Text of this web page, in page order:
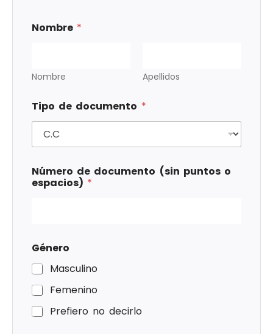
Nombre *
Nombre Apellidos
Tipo de documento *
Número de documento (sin puntos o
espacios) *
Género
Masculino
Femenino
Prefiero no decirlo